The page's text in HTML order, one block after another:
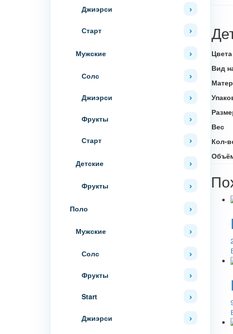
Джиэрси
Старт
Мужские
Солс
Джиэрси
Фрукты
Старт
Детские
Фрукты
Поло
Мужские
Солс
Фрукты
Start
Джиэрси
Цвета
Вид
Вес
Кол-